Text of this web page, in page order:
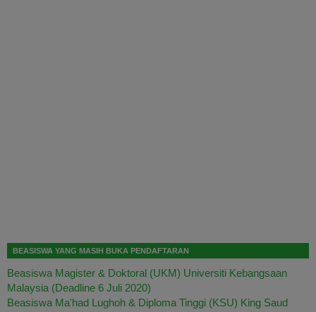
BEASISWA YANG MASIH BUKA PENDAFTARAN
Beasiswa Magister & Doktoral (UKM) Universiti Kebangsaan
Malaysia (Deadline 6 Juli 2020)
Beasiswa Ma'had Lughoh & Diploma Tinggi (KSU) King Saud